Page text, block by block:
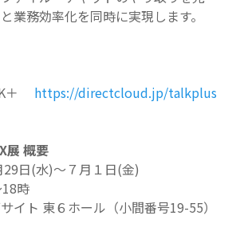
業務効率化を同時に実現します。
＋ https://directcloud.jp/talkplus
展 概要
29日(水)～７月１日(金)
18時
イト 東６ホール（小間番号19-55）